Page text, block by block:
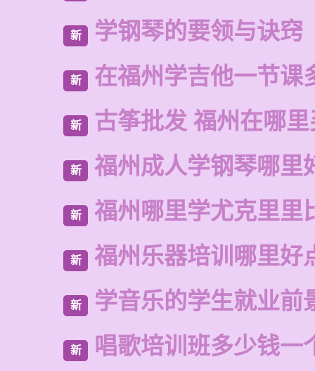
新 学钢琴的要领与诀窍
新 在福州学吉他一节课
新 古筝批发 福州在哪
新 福州成人学钢琴哪里
新 福州哪里学尤克里里
新 福州乐器培训哪里好
新 学音乐的学生就业前
新 唱歌培训班多少钱一